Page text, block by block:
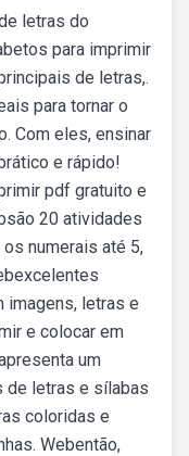
letras do
para imprimir
de letras,.
para tornar o
Com eles, ensinar
e rápido!
pdf gratuito e
20 atividades
numerais até 5,
letras e
e colocar em
um
de letras e sílabas
coloridas e
Webentão,